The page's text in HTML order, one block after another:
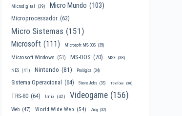
Microdigital (39) Micro Mundo (103)
Microprocessador (63)
Micro Sistemas (151)
Microsoft (111) Microsoft MS-DOS (35)
Microsoft Windows (51) MS-DOS (70) MSX (38)
NES (41) Nintendo (81) Prológica (34)
Sistema Operacional (64) Steve Jobs (35) Telefone (30)
TRS-80 (64) Unix (42) Videogame (156)
Web (47) World Wide Web (54) Zilog (32)